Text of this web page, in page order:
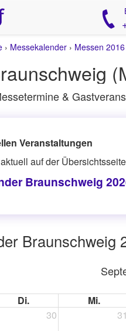
› Messekalender › Messen 2016
&
Veranstaltungen
auf der
Braunschweig
Braunschweig
Di. Mi.
30 31